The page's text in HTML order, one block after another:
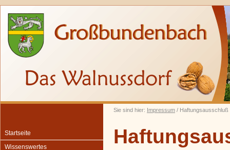
Sie sind hier: Impressum / Haftungsausschluß
Startseite
Wissenswertes